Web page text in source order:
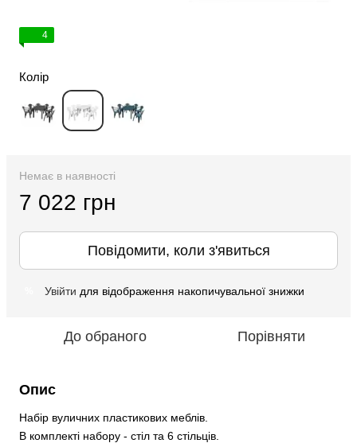
4
Колір
Немає в наявності
7 022 грн
Повідомити, коли з'явиться
Увійти для відображення накопичувальної знижки
До обраного Порівняти
Опис
Набір вуличних пластикових меблів.
В комплекті набору - стіл та 6 стільців.